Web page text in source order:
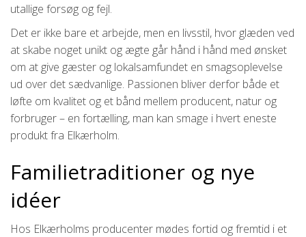
utallige forsøg og fejl.
Det er ikke bare et arbejde, men en livsstil, hvor glæden ved
at skabe noget unikt og ægte går hånd i hånd med ønsket
om at give gæster og lokalsamfundet en smagsoplevelse
ud over det sædvanlige. Passionen bliver derfor både et
løfte om kvalitet og et bånd mellem producent, natur og
forbruger – en fortælling, man kan smage i hvert eneste
produkt fra Elkærholm.
Familietraditioner og nye
idéer
Hos Elkærholms producenter mødes fortid og fremtid i et